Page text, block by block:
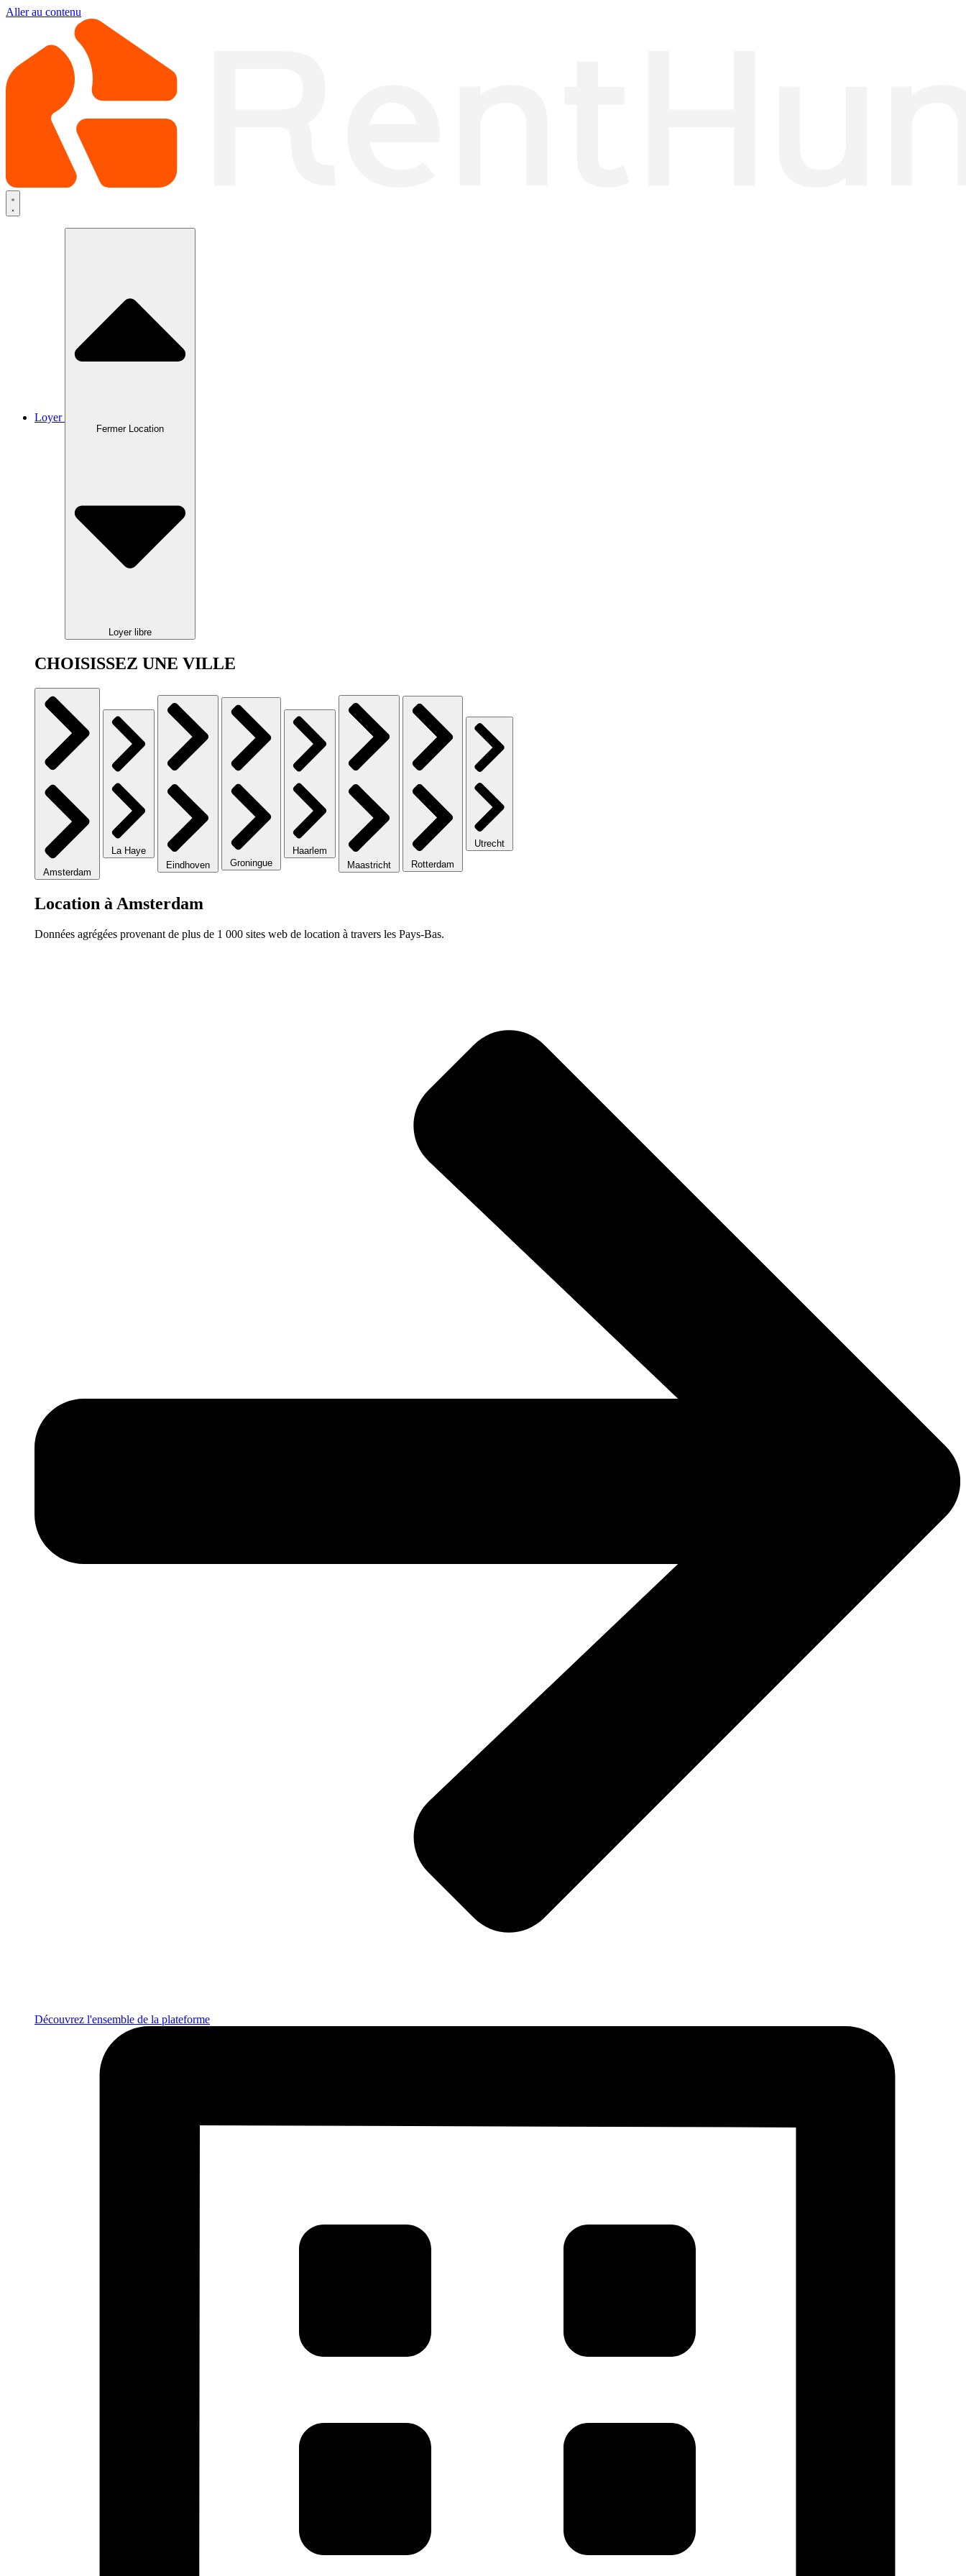
Aller au contenu
Loyer
Fermer Location
Loyer libre
CHOISISSEZ UNE VILLE
Amsterdam
La Haye
Eindhoven
Groningue
Haarlem
Maastricht
Rotterdam
Utrecht
Location à Amsterdam
Données agrégées provenant de plus de 1 000 sites web de location à travers les Pays-Bas.
Découvrez l'ensemble de la plateforme